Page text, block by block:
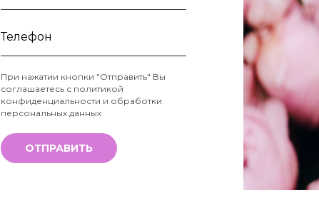
Ваше
Телефон
*
При нажатии кнопки "Отправить" Вы
соглашаетесь с политикой
конфиденциальности и обработки
персональных данных
ОТПРАВИТЬ